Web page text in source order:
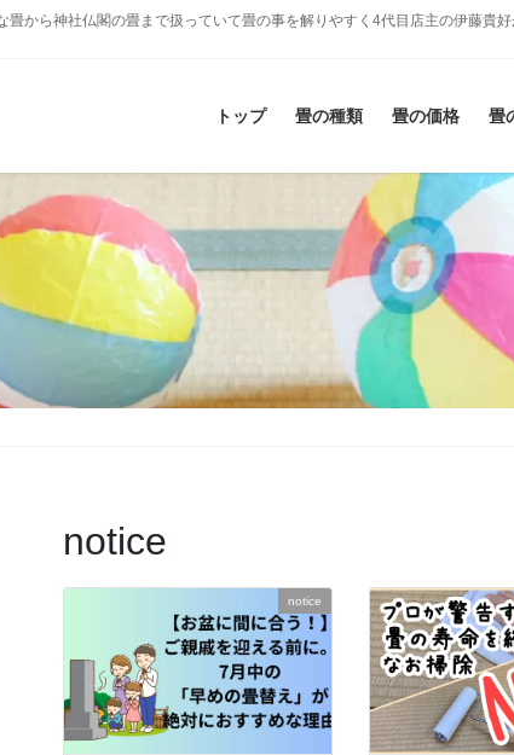
から神社仏閣の畳まで扱っていて畳の事を解りやすく4代目店主の伊藤貴
トップ 畳の種類 畳の価格 畳
notice
notice